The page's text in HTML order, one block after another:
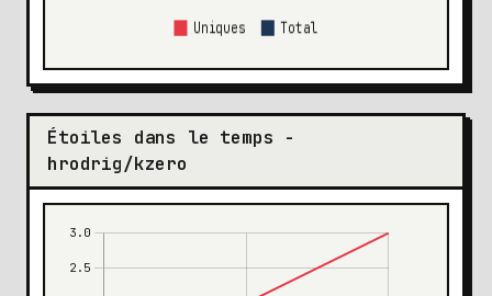
Étoiles dans le temps -
hrodrig/kzero